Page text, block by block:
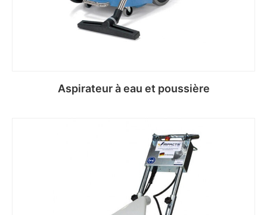
Aspirateur à eau et poussière